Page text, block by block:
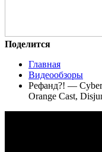
Поделится
Главная
Видеообзоры
Рефанд?! — Cyber
Orange Cast,